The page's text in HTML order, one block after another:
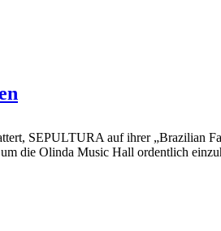
SEPULTURA auf ihrer „Brazilian
die Olinda Music Hall ordentlich